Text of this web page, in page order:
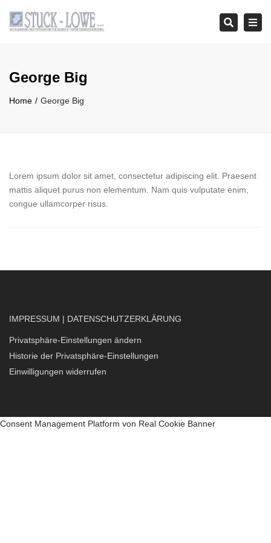
Search
George Big
Home George Big
Lorem ipsum dolor sit amet, consectetur adipiscing elit. Praesent
mattis aliquet purus non elementum. Nam quis vulputate enim,
congue ullamcorper risus.
IMPRESSUM | DATENSCHUTZERKLÄRUNG
Privatsphäre-Einstellungen ändern
Historie der Privatsphäre-Einstellungen
Einwilligungen widerrufen
Consent Management Platform von Real Cookie Banner